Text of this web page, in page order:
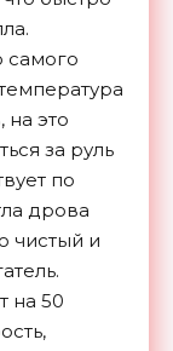
самого
на это
за руль
по
дрова
чистый и
на 50